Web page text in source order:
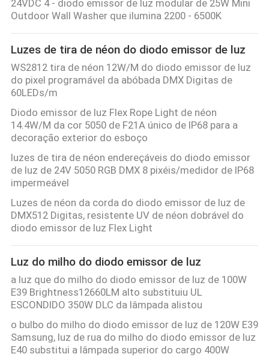
24VDC 4 - diodo emissor de luz modular de 25W Mini
Outdoor Wall Washer que ilumina 2200 - 6500K
Luzes de tira de néon do diodo emissor de luz
WS2812 tira de néon 12W/M do diodo emissor de luz
do pixel programável da abóbada DMX Digitas de
60LEDs/m
Diodo emissor de luz Flex Rope Light de néon
14.4W/M da cor 5050 de F21A único de IP68 para a
decoração exterior do esboço
luzes de tira de néon endereçáveis do diodo emissor
de luz de 24V 5050 RGB DMX 8 pixéis/medidor de IP68
impermeável
Luzes de néon da corda do diodo emissor de luz de
DMX512 Digitas, resistente UV de néon dobrável do
diodo emissor de luz Flex Light
Luz do milho do diodo emissor de luz
a luz que do milho do diodo emissor de luz de 100W
E39 Brightness12660LM alto substituiu UL
ESCONDIDO 350W DLC da lâmpada alistou
o bulbo do milho do diodo emissor de luz de 120W E39
Samsung, luz de rua do milho do diodo emissor de luz
E40 substitui a lâmpada superior do cargo 400W